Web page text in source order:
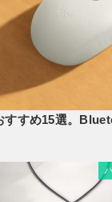
すすめ15選。